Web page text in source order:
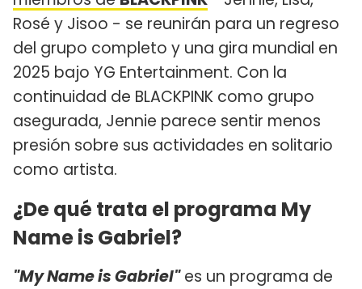
Rosé y Jisoo - se reunirán para un regreso
del grupo completo y una gira mundial en
2025 bajo YG Entertainment. Con la
continuidad de BLACKPINK como grupo
asegurada, Jennie parece sentir menos
presión sobre sus actividades en solitario
como artista.
¿De qué trata el programa My
Name is Gabriel?
"My Name is Gabriel"es un programa de